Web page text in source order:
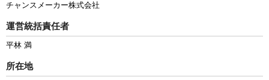
チャンスメーカー株式会社
運営統括責任者
平林 満
所在地